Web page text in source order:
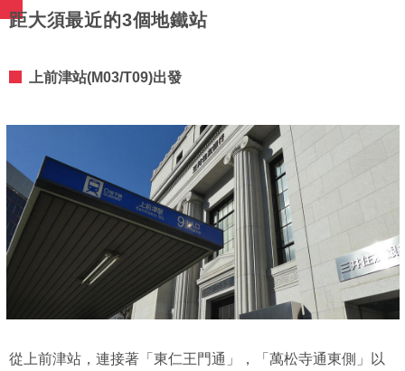
距大須最近的3個地鐵站
上前津站(M03/T09)出發
從上前津站，連接著「東仁王門通」，「萬松寺通東側」以